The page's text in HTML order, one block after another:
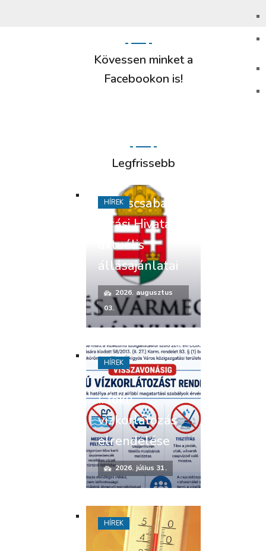
Kövessen minket a
Facebookon is!
Legfrissebb
Békéscsabai
Járási Hivatal
aktuális
állásajánlatai
2026. augusztus
03.
HÍREK
I. fokú
vízkorlátozás
elrendelése
2026. július 31.
HÍREK
HÍREK